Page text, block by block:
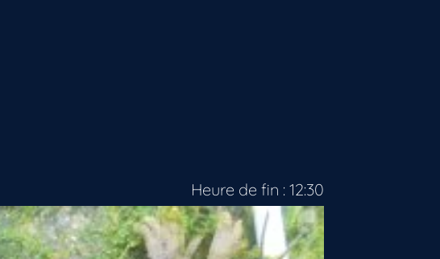
Heure de fin : 12:30